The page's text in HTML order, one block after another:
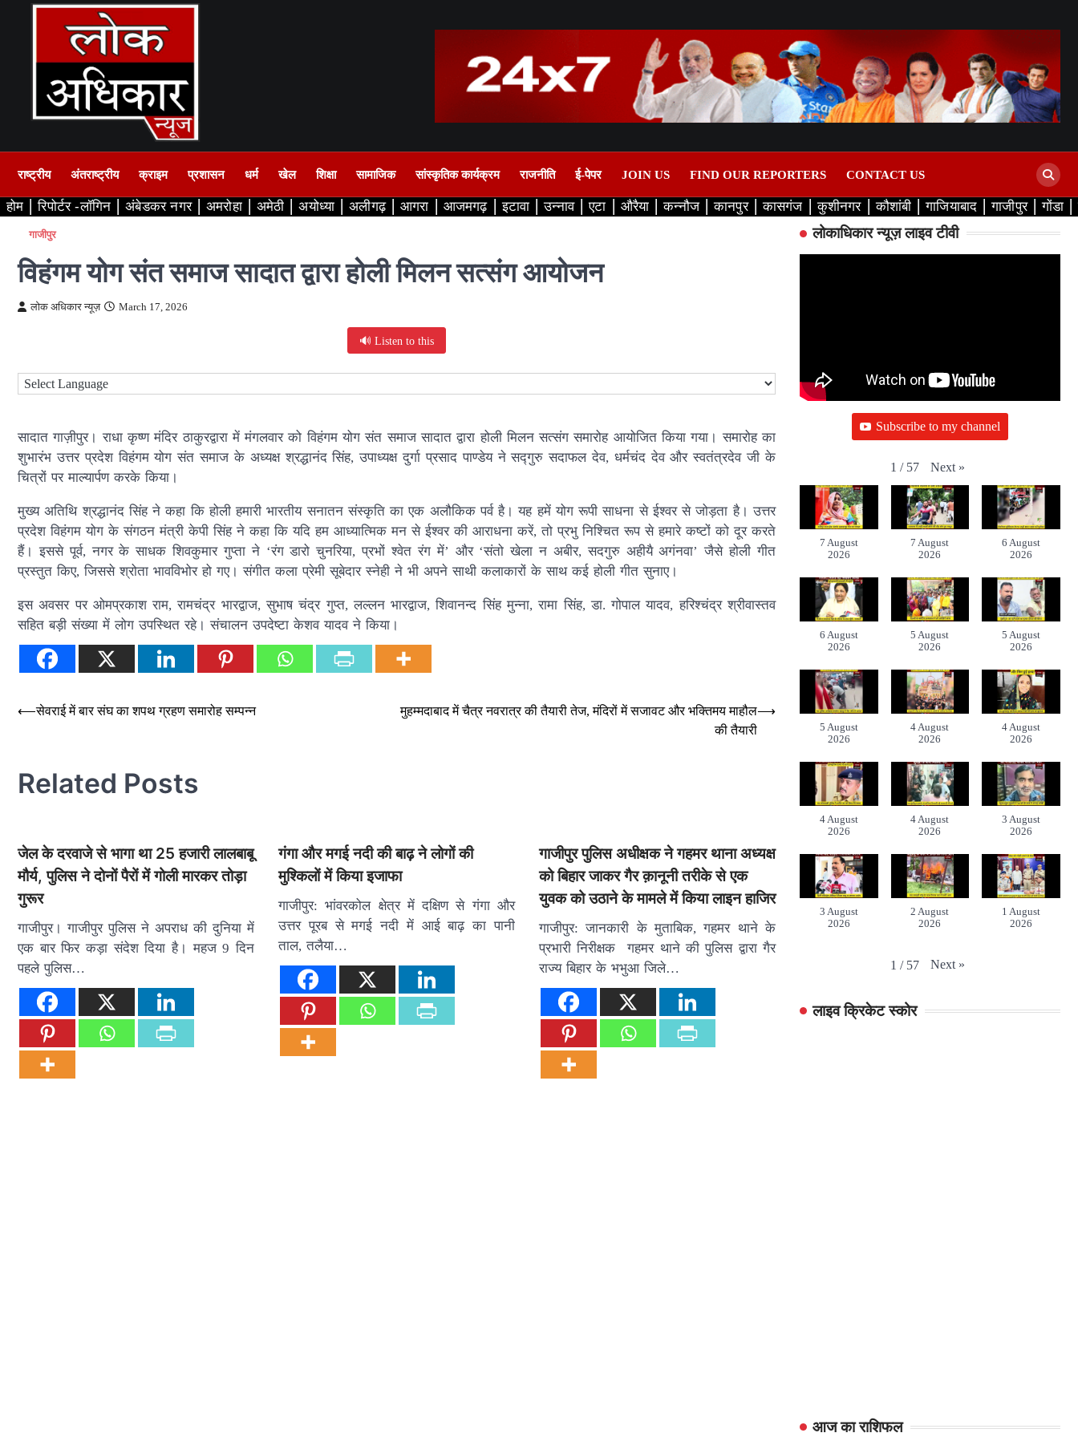
राष्ट्रीय अंतराष्ट्रीय क्राइम प्रशासन धर्म खेल शिक्षा सामाजिक सांस्कृतिक कार्यक्रम राजनीति ई-पेपर JOIN US FIND OUR REPORTERS CONTACT US
होम रिपोर्टर -लॉगिन अंबेडकर नगर अमरोहा अमेठी अयोध्या अलीगढ़ आगरा आजमगढ़ इटावा उन्नाव एटा औरैया कन्नौज कानपुर कासगंज कुशीनगर कौशांबी गाजियाबाद गाजीपुर गोंडा
गाजीपुर
विहंगम योग संत समाज सादात द्वारा होली मिलन सत्संग आयोजन
लोक अधिकार न्यूज़ March 17, 2026
🔊 Listen to this
सादात गाज़ीपुर। राधा कृष्ण मंदिर ठाकुरद्वारा में मंगलवार को विहंगम योग संत समाज सादात द्वारा होली मिलन सत्संग समारोह आयोजित किया गया। समारोह का
शुभारंभ उत्तर प्रदेश विहंगम योग संत समाज के अध्यक्ष श्रद्धानंद सिंह, उपाध्यक्ष दुर्गा प्रसाद पाण्डेय ने सद्गुरु सदाफल देव, धर्मचंद देव और स्वतंत्रदेव जी के
चित्रों पर माल्यार्पण करके किया।
मुख्य अतिथि श्रद्धानंद सिंह ने कहा कि होली हमारी भारतीय सनातन संस्कृति का एक अलौकिक पर्व है। यह हमें योग रूपी साधना से ईश्वर से जोड़ता है। उत्तर
प्रदेश विहंगम योग के संगठन मंत्री केपी सिंह ने कहा कि यदि हम आध्यात्मिक मन से ईश्वर की आराधना करें, तो प्रभु निश्चित रूप से हमारे कष्टों को दूर करते
हैं। इससे पूर्व, नगर के साधक शिवकुमार गुप्ता ने ‘रंग डारो चुनरिया, प्रभों श्वेत रंग में’ और ‘संतो खेला न अबीर, सदगुरु अहीयै अगंनवा’ जैसे होली गीत
प्रस्तुत किए, जिससे श्रोता भावविभोर हो गए। संगीत कला प्रेमी सूबेदार स्नेही ने भी अपने साथी कलाकारों के साथ कई होली गीत सुनाए।
इस अवसर पर ओमप्रकाश राम, रामचंद्र भारद्वाज, सुभाष चंद्र गुप्त, लल्लन भारद्वाज, शिवानन्द सिंह मुन्ना, रामा सिंह, डा. गोपाल यादव, हरिश्चंद्र श्रीवास्तव
सहित बड़ी संख्या में लोग उपस्थित रहे। संचालन उपदेष्टा केशव यादव ने किया।
Post
⟵सेवराई में बार संघ का शपथ ग्रहण समारोह सम्पन्न
मुहम्मदाबाद में चैत्र नवरात्र की तैयारी तेज, मंदिरों में सजावट और भक्तिमय माहौल
की तैयारी
⟶
Related Posts
जेल के दरवाजे से भागा था 25 हजारी लालबाबू
मौर्य, पुलिस ने दोनों पैरों में गोली मारकर तोड़ा
गुरूर
गाजीपुर। गाजीपुर पुलिस ने अपराध की दुनिया में
एक बार फिर कड़ा संदेश दिया है। महज 9 दिन
पहले पुलिस…
गंगा और मगई नदी की बाढ़ ने लोगों की
मुश्किलों में किया इजाफा
गाजीपुर: भांवरकोल क्षेत्र में दक्षिण से गंगा और
उत्तर पूरब से मगई नदी में आई बाढ़ का पानी
ताल, तलैया…
गाजीपुर पुलिस अधीक्षक ने गहमर थाना अध्यक्ष
को बिहार जाकर गैर क़ानूनी तरीके से एक
युवक को उठाने के मामले में किया लाइन हाजिर
गाजीपुर: जानकारी के मुताबिक, गहमर थाने के
प्रभारी निरीक्षक गहमर थाने की पुलिस द्वारा गैर
राज्य बिहार के भभुआ जिले…
लोकाधिकार न्यूज़ लाइव टीवी
Subscribe to my channel
1 / 57 Next »
7 August
2026
7 August
2026
6 August
2026
6 August
2026
5 August
2026
5 August
2026
5 August
2026
4 August
2026
4 August
2026
4 August
2026
4 August
2026
3 August
2026
3 August
2026
2 August
2026
1 August
2026
1 / 57 Next »
लाइव क्रिकेट स्कोर
आज का राशिफल